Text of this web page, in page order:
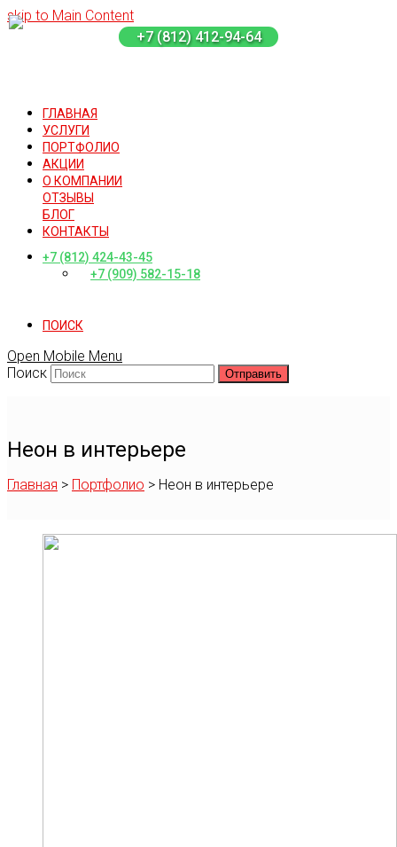
+7 (812) 412-94-64
skip to Main Content
ГЛАВНАЯ
УСЛУГИ
ПОРТФОЛИО
АКЦИИ
О КОМПАНИИ
ОТЗЫВЫ
БЛОГ
КОНТАКТЫ
+7 (812) 424-43-45
+7 (909) 582-15-18
ПОИСК
Open Mobile Menu
Поиск
Отправить
Неон в интерьере
Главная > Портфолио > Неон в интерьере